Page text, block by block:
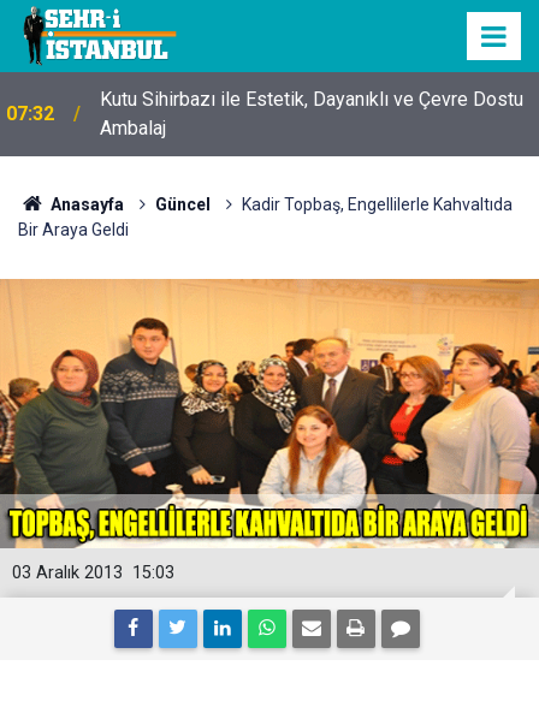
07:32
Kutu Sihirbazı ile Estetik, Dayanıklı ve Çevre Dostu
Ambalaj
Anasayfa Güncel
Kadir Topbaş, Engellilerle Kahvaltıda
Bir Araya Geldi
15:03
03 Aralık 2013